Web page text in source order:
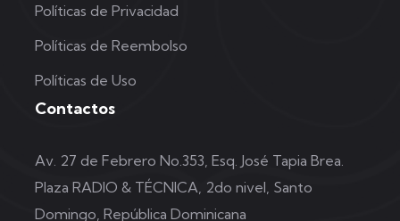
Políticas de Privacidad
Políticas de Reembolso
Políticas de Uso
Contactos
Av. 27 de Febrero No.353, Esq. José Tapia Brea.
Plaza RADIO & TÉCNICA, 2do nivel, Santo
Domingo, República Dominicana